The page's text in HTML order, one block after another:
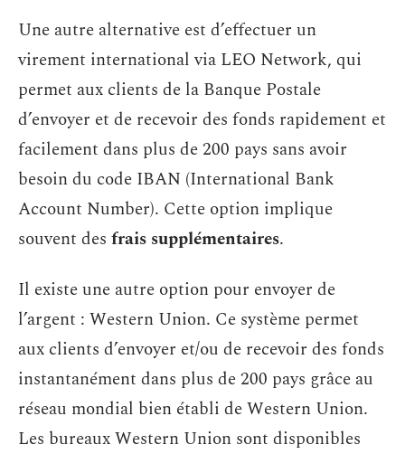
Une autre alternative est d’effectuer un
virement international via LEO Network, qui
permet aux clients de la Banque Postale
d’envoyer et de recevoir des fonds rapidement et
facilement dans plus de 200 pays sans avoir
besoin du code IBAN (International Bank
Account Number). Cette option implique
souvent des frais supplémentaires.
Il existe une autre option pour envoyer de
l’argent : Western Union. Ce système permet
aux clients d’envoyer et/ou de recevoir des fonds
instantanément dans plus de 200 pays grâce au
réseau mondial bien établi de Western Union.
Les bureaux Western Union sont disponibles